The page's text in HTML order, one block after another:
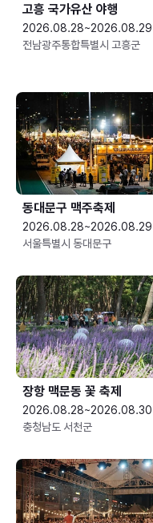
고흥 국가유산 야행
2026.08.28~2026.08.29
전남광주통합특별시 고흥군
동대문구 맥주축제
2026.08.28~2026.08.29
서울특별시 동대문구
장항 맥문동 꽃 축제
2026.08.28~2026.08.30
충청남도 서천군